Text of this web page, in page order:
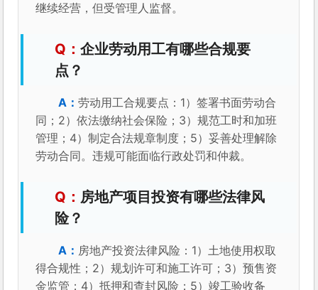
继续经营，但受管理人监督。
企业劳动用工有哪些合规要
点？
劳动用工合规要点：1）签署书面劳动合
同；2）依法缴纳社会保险；3）规范工时和加班
管理；4）制定合法规章制度；5）妥善处理解除
劳动合同。违规可能面临行政处罚和仲裁。
房地产项目投资有哪些法律风
险？
房地产投资法律风险：1）土地使用权取
得合规性；2）规划许可和施工许可；3）预售资
金监管；4）抵押和查封风险；5）竣工验收备